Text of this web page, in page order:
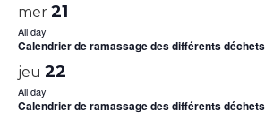
mer 21
All day
Calendrier de ramassage des différents déchets
jeu 22
All day
Calendrier de ramassage des différents déchets